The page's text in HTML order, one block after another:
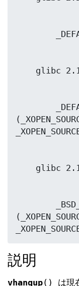
説明
vhangup() は現